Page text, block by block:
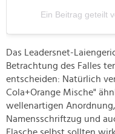
Ein Beitrag geteilt
Das Leadersnet-
Betrachtung des Falles
entscheiden: Natürlich
Cola+Orange Mische"
wellenartigen
Namensschriftzug und